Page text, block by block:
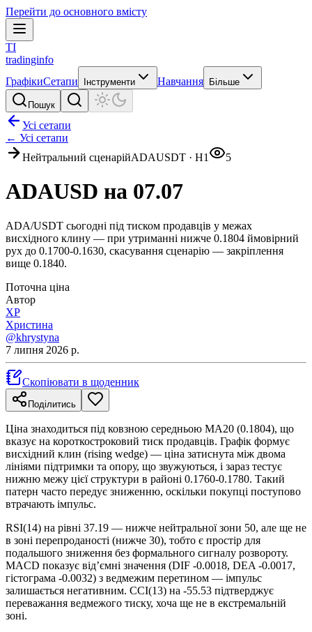
Перейти до основного вмісту
TI
tradinginfo
ГрафікиСетапи Інструменти Навчання Більше
Пошук
Усі сетапи
← Усі сетапи
Нейтральний сценарійADAUSDT · H1 5
ADAUSD на 07.07
ADA/USDT сьогодні під тиском продавців у межах
висхідного клину — при утриманні нижче 0.1804 ймовірний
рух до 0.1700-0.1630, скасування сценарію — закріплення
вище 0.1840.
Поточна ціна
Автор
ХР
Христина
@khrystyna
7 липня 2026 р.
Скопіювати в щоденник
Поділитись
Ціна знаходиться під ковзною середньою MA20 (0.1804), що
вказує на короткостроковий тиск продавців. Графік формує
висхідний клин (rising wedge) — ціна затиснута між двома
лініями підтримки та опору, що звужуються, і зараз тестує
нижню межу цієї структури в районі 0.1760-0.1780. Такий
патерн часто передує зниженню, оскільки покупці поступово
втрачають імпульс.
RSI(14) на рівні 37.19 — нижче нейтральної зони 50, але ще не
в зоні перепроданості (нижче 30), тобто є простір для
подальшого зниження без формального сигналу розвороту.
MACD показує від’ємні значення (DIF -0.0018, DEA -0.0017,
гістограма -0.0032) з ведмежим перетином — імпульс
залишається негативним. CCI(13) на -55.53 підтверджує
переважання ведмежого тиску, хоча ще не в екстремальній
зоні.